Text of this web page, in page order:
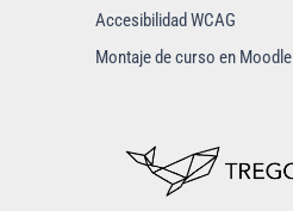
Accesibilidad WCAG
Montaje de curso en Moodle